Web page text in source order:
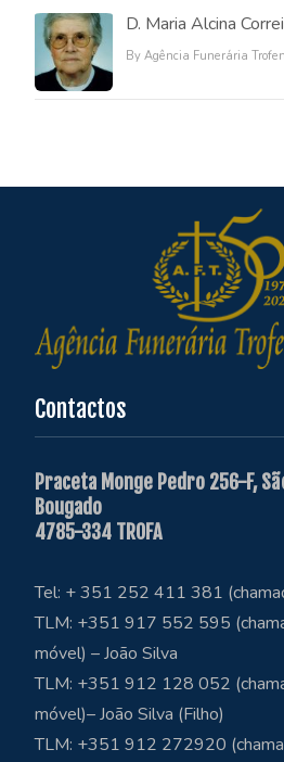
D. Maria Alcina
By Agência Funerária
Contactos
Praceta Monge Pedro 256-F,
Bougado
4785-334 TROFA
Tel: + 351 252 411 381
TLM: +351 917 552 595
móvel) – João Silva
TLM: +351 912 128 052
móvel)– João Silva (Filho)
TLM: +351 912 272920